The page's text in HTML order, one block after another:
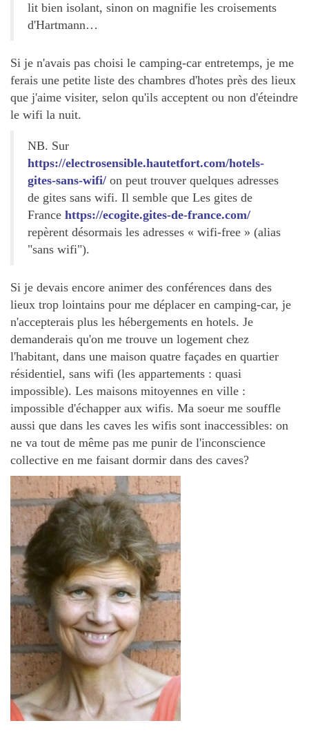
lit bien isolant, sinon on magnifie les croisements
d'Hartmann…
Si je n'avais pas choisi le camping-car entretemps, je me
ferais une petite liste des chambres d'hotes près des lieux
que j'aime visiter, selon qu'ils acceptent ou non d'éteindre
le wifi la nuit.
NB. Sur
https://electrosensible.hautetfort.com/hotels-
gites-sans-wifi/ on peut trouver quelques adresses
de gites sans wifi. Il semble que Les gites de
France https://ecogite.gites-de-france.com/
repèrent désormais les adresses « wifi-free » (alias
"sans wifi").
Si je devais encore animer des conférences dans des
lieux trop lointains pour me déplacer en camping-car, je
n'accepterais plus les hébergements en hotels. Je
demanderais qu'on me trouve un logement chez
l'habitant, dans une maison quatre façades en quartier
résidentiel, sans wifi (les appartements : quasi
impossible). Les maisons mitoyennes en ville :
impossible d'échapper aux wifis. Ma soeur me souffle
aussi que dans les caves les wifis sont inaccessibles: on
ne va tout de même pas me punir de l'inconscience
collective en me faisant dormir dans des caves?